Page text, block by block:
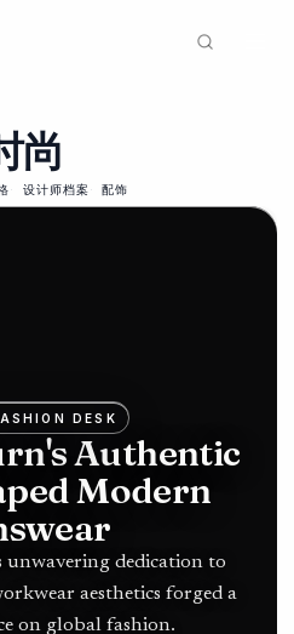
尚
设计师档案 配饰
DESK
Authentic
Modern
unwavering dedication to
aesthetics forged a
on global fashion.